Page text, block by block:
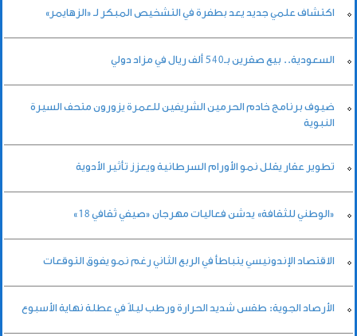
اكتشاف علمي جديد يعد بطفرة في التشخيص المبكر لـ «الزهايمر»
السعودية.. بيع صقرين بـ540 ألف ريال في مزاد دولي
ضيوف برنامج خادم الحرمين الشريفين للعمرة يزورون متحف السيرة
النبوية
تطوير عقار يقلل نمو الأورام السرطانية ويعزز تأثير الأدوية
«الوطني للثقافة» يدشن فعاليات مهرجان «صيفي ثقافي 18»
الاقتصاد الإندونيسي يتباطأ في الربع الثاني رغم نمو يفوق التوقعات
الأرصاد الجوية: طقس شديد الحرارة ورطب ليلاً في عطلة نهاية الأسبوع